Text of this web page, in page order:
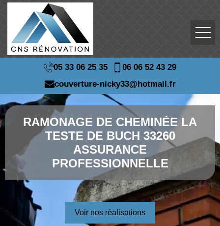
05 33 06 25 35
06 06 52 43 29
couverture-nicky33@hotmail.fr
RAMONAGE DE CHEMINÉE LA
TESTE DE BUCH 33260
ASSURANCE
PROFESSIONNELLE
Voir nos réalisations